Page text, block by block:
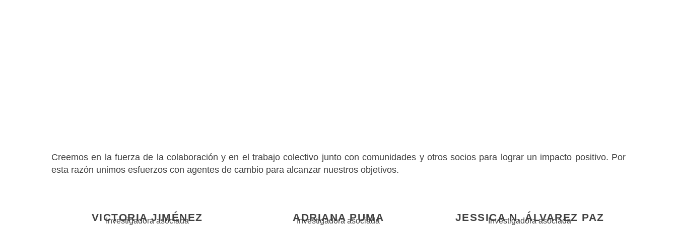
Creemos en la fuerza de la colaboración y en el trabajo colectivo junto con comunidades y otros socios para lograr un impacto positivo. Por
esta razón unimos esfuerzos con agentes de cambio para alcanzar nuestros objetivos.
VICTORIA JIMÉNEZ
Investigadora asociada ADRIANA PUMA
Investigadora asociada JESSICA N. ÁLVAREZ PAZ
Investigadora asociada